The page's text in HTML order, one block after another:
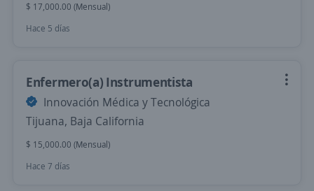
$ 17,000.00 (Mensual)
Hace 5 días
Enfermero(a) Instrumentista
Innovación Médica y Tecnológica
Tijuana, Baja California
$ 15,000.00 (Mensual)
Hace 7 días